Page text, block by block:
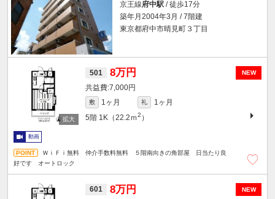
京王線府中駅 / 徒歩17分
築年月2004年3月 / 7階建
東京都府中市晴見町３丁目
NEW
501 8万円
7,000円
敷 1ヶ月 礼
1ヶ月
5階 1K（22.2ｍ2 ）
動画
ＷｉＦｉ無料 仲介手数料無料 ５階南向きの角部屋 日当たり良
好です オートロック
NEW
601 8万円